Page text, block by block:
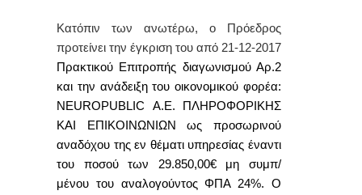
Κατόπιν των ανωτέρω, ο Πρόεδρος
προτείνει την έγκριση του από 21-12-2017
Πρακτικού Επιτροπής διαγωνισμού Αρ.2
και την ανάδειξητου οικονομικού φορέα:
NEUROPUBLIC
A.E. ΠΛΗΡΟΦΟΡΙΚΗΣ
ΚΑΙ ΕΠΙΚΟΙΝΩΝΙΩΝ
ως προσωρινού
αναδόχου της εν θέματι υπηρεσίας έναντι
του ποσού των 29.850,00€ μη συμπ/
μένου του αναλογούντος ΦΠΑ 24%. Ο